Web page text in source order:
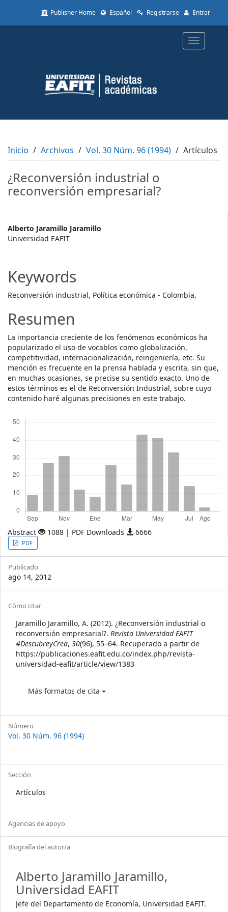
to
Content
Sidebar
Publisher Home Español Registrarse Entrar
Toggle
Inicio Archivos Vol. 30 Núm. 96 (1994) Artículos
¿Reconversión industrial o
reconversión empresarial?
Main
Article
Alberto Jaramillo Jaramillo
Universidad EAFIT
Keywords
Reconversión industrial, Política económica - Colombia,
Resumen
La importancia creciente de los fenómenos económicos ha
popularizado el uso de vocablos como globalización,
competitividad, internacionalización, reingeniería, etc. Su
mención es frecuente en la prensa hablada y escrita, sin que,
en muchas ocasiones, se precise su sentido exacto. Uno de
estos términos es el de Reconversión Industrial, sobre cuyo
contenido haré algunas precisiones en este trabajo.
Abstract 1088 | PDF Downloads 6666
Article
Sidebar
PDF
Publicado
ago 14, 2012
Article
Details
Cómo citar
Jaramillo Jaramillo, A. (2012). ¿Reconversión industrial o
reconversión empresarial?. Revista Universidad EAFIT
#DescubreyCrea, 30(96), 55–64. Recuperado a partir de
https://publicaciones.eafit.edu.co/index.php/revista-
universidad-eafit/article/view/1383
Más formatos de cita
Número
Vol. 30 Núm. 96 (1994)
Sección
Artículos
Agencias de apoyo
Biografía del autor/a
Alberto Jaramillo Jaramillo,
Universidad EAFIT
Jefe del Departamento de Economía, Universidad EAFIT.